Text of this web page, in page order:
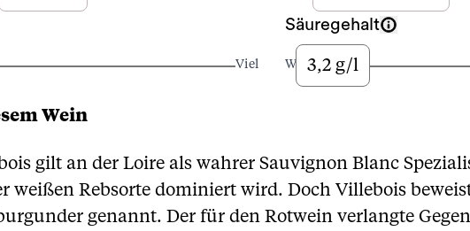
Viel
Säuregehalt
Wenig3,2 g/l
Wein
gilt an der Loire als wahrer Sauvignon Blanc
weißen Rebsorte dominiert wird. Doch Villebois
genannt. Der für den Rotwein verlangte